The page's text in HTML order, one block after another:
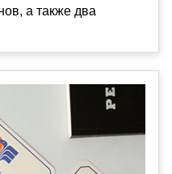
а также два